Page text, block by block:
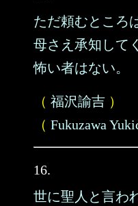
ただ頼むところ
母さえ承知して
怖い者はない。
（ 福沢諭吉 ）
（ Fukuzawa
16.
世に聖人と言わ